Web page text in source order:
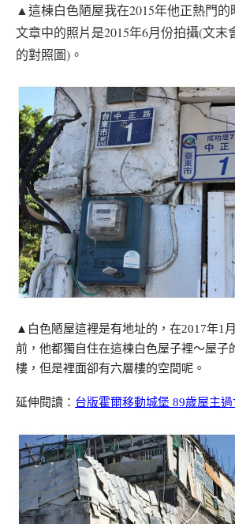
▲這棟白色陋屋我在2015年他正熱門的
文章中的照片是2015年6月份拍攝(文末
的對照圖)。
▲白色陋屋這裡是有地址的，在2017年1
前，他都獨自住在這棟白色屋子裡～屋子
樓，但是裡面卻有六層樓的空間呢。
延伸閱讀： 台版霍爾移動城堡 89歲屋主過